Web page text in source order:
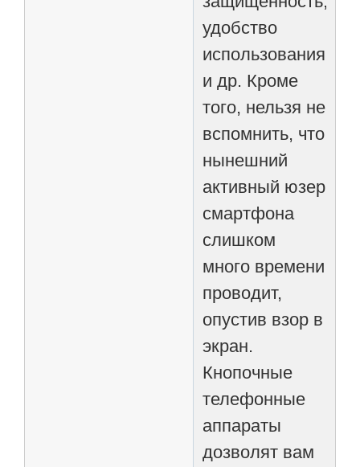
удобство
использования
и др. Кроме
того, нельзя не
вспомнить, что
нынешний
активный юзер
смартфона
слишком
много времени
проводит,
опустив взор в
экран.
Кнопочные
телефонные
аппараты
дозволят вам